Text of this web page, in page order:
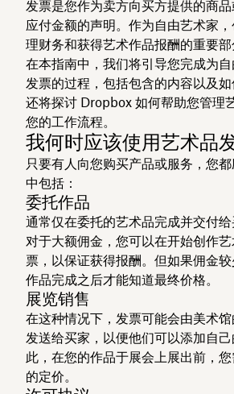
发票是您作为卖方向买方提供的商
应付金额的声明。作为自由艺术家
理财务和获得艺术作品报酬的重要部
在本指南中，我们将引导您完成为
发票的过程，包括包含的内容以及
还将探讨 Dropbox 如何帮助您管理
您的工作流程。
我何时应该使用艺术品
只要有人向您购买产品或服务，您
中包括：
委托作品
通常仅在委托的艺术品完成并交付给
对于大额佣金，您可以在开始创作
票，以保证获得报酬。但如果佣金
作品完成之后才能知道最终价格。
展览销售
在这种情况下，发票可能会由美术
发送给买家，以便他们可以添加自
此，在您的作品于展会上展出前，
的定价。